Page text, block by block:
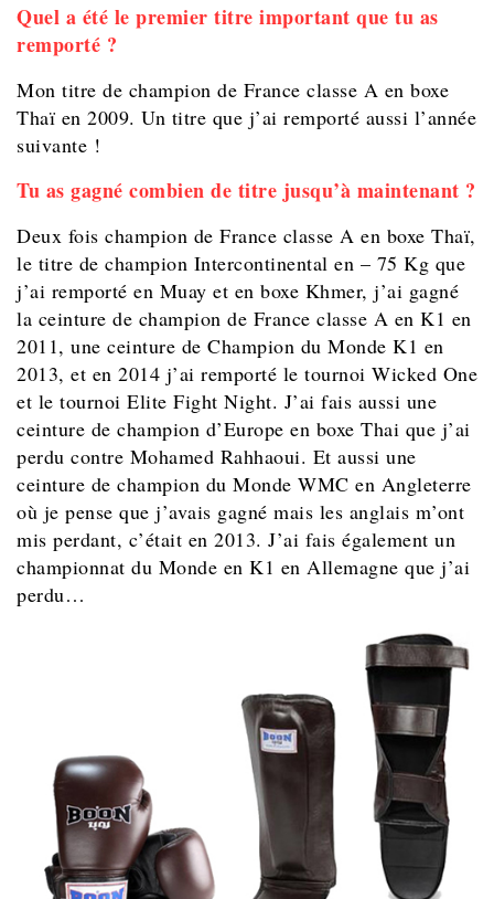
Quel a été le premier titre important que tu as
remporté ?
Mon titre de champion de France classe A en boxe
Thaï en 2009. Un titre que j’ai remporté aussi l’année
suivante !
Tu as gagné combien de titre jusqu’à maintenant ?
Deux fois champion de France classe A en boxe Thaï,
le titre de champion Intercontinental en – 75 Kg que
j’ai remporté en Muay et en boxe Khmer, j’ai gagné
la ceinture de champion de France classe A en K1 en
2011, une ceinture de Champion du Monde K1 en
2013, et en 2014 j’ai remporté le tournoi Wicked One
et le tournoi Elite Fight Night. J’ai fais aussi une
ceinture de champion d’Europe en boxe Thai que j’ai
perdu contre Mohamed Rahhaoui. Et aussi une
ceinture de champion du Monde WMC en Angleterre
où je pense que j’avais gagné mais les anglais m’ont
mis perdant, c’était en 2013. J’ai fais également un
championnat du Monde en K1 en Allemagne que j’ai
perdu…